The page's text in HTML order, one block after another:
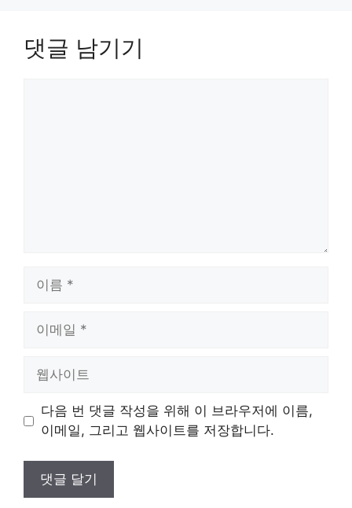
댓글 남기기
트
다음 번 댓글 작성을 위해 이 브라우저에 이름,
이메일, 그리고 웹사이트를 저장합니다.